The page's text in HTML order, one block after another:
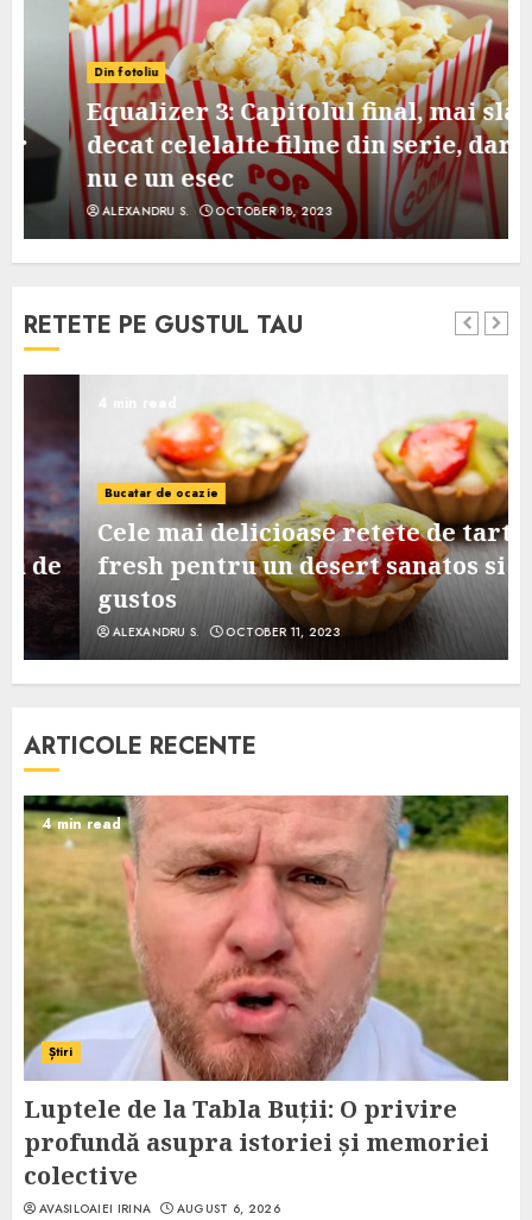
Din fotoliu
Equalizer 3: Capitolul final, mai slab
decat celelalte filme din serie, dar
nu e un esec
ALEXANDRU S. OCTOBER 18, 2023
RETETE PE GUSTUL TAU
4 min read
Bucatar de ocazie
Cele mai delicioase retete de tarte
fresh pentru un desert sanatos si
gustos
ALEXANDRU S. OCTOBER 11, 2023
ARTICOLE RECENTE
4 min read
Știri
Luptele de la Tabla Buții: O privire
profundă asupra istoriei și memoriei
colective
AVASILOAIEI IRINA AUGUST 6, 2026